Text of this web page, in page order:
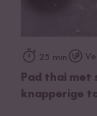
25 min
Pad thai met
knapperige